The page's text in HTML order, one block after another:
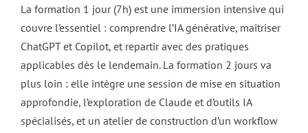
La formation 1 jour (7h) est une immersion intensive qui
couvre l’essentiel : comprendre l’IA générative, maîtriser
ChatGPT et Copilot, et repartir avec des pratiques
applicables dès le lendemain. La formation 2 jours va
plus loin : elle intègre une session de mise en situation
approfondie, l’exploration de Claude et d’outils IA
spécialisés, et un atelier de construction d’un workflow